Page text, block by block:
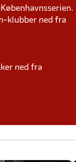
klubber ned fra
ned fra